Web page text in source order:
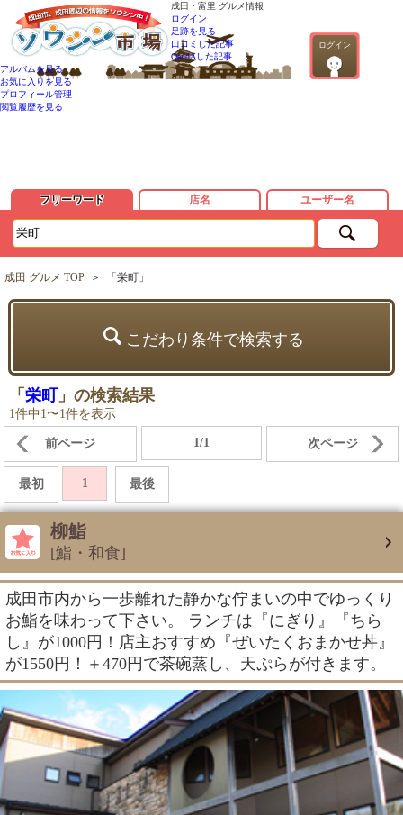
成田・富里 グルメ情報
ログイン
ログイン
足跡を見る
口コミした記事
QandAした記事
アルバムを見る
お気に入りを見る
プロフィール管理
閲覧履歴を見る
フリーワード 店名 ユーザー名
成田 グルメ TOP ＞ 「栄町」
こだわり条件で検索する
「 栄町 」の検索結果
1件中1〜1件を表示
前ページ 1/1 次ページ
最初 1 最後
柳鮨
[鮨・和食]
成田市内から一歩離れた静かな佇まいの中でゆっくり
お鮨を味わって下さい。 ランチは『にぎり』『ちら
し』が1000円！店主おすすめ『ぜいたくおまかせ丼』
が1550円！＋470円で茶碗蒸し、天ぷらが付きます。